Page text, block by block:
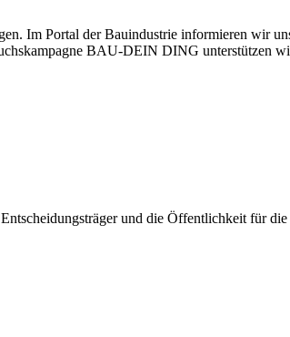
Im Portal der Bauindustrie informieren wir
BAU-DEIN DING unterstützen
und die Öffentlichkeit für